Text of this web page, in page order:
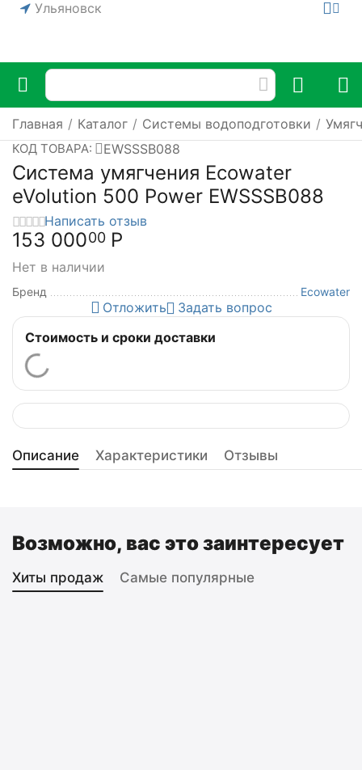
Ульяновск
Главная / Каталог / Системы водоподготовки /
КОД ТОВАРА: EWSSSB088
Система умягчения Ecowater
eVolution 500 Power EWSSSB088
Написать отзыв
153 00000 Р
Нет в наличии
Бренд Ecowater
Отложить
Задать вопрос
Стоимость и сроки доставки
Описание Характеристики Отзывы
Возможно, вас это заинтересует
Хиты продаж Самые популярные